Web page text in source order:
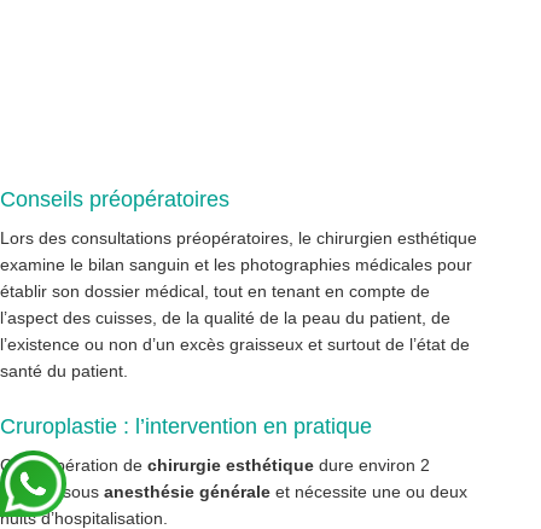
Conseils préopératoires
Lors des consultations préopératoires, le chirurgien esthétique
examine le bilan sanguin et les photographies médicales pour
établir son dossier médical, tout en tenant en compte de
l’aspect des cuisses, de la qualité de la peau du patient, de
l’existence ou non d’un excès graisseux et surtout de l’état de
santé du patient.
Cruroplastie : l’intervention en pratique
Cette opération de chirurgie esthétique dure environ 2
heures, sous anesthésie générale et nécessite une ou deux
nuits d’hospitalisation.